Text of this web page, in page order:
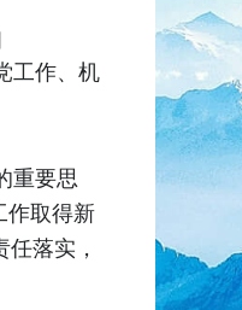
工作、机
重要思
作取得新
落实，